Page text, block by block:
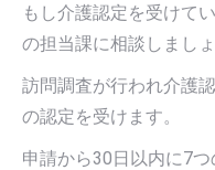
もし介護認定を受けて
の担当課に相談しましょ
訪問調査が行われ介護
の認定を受けます。
申請から30日以内に7つ